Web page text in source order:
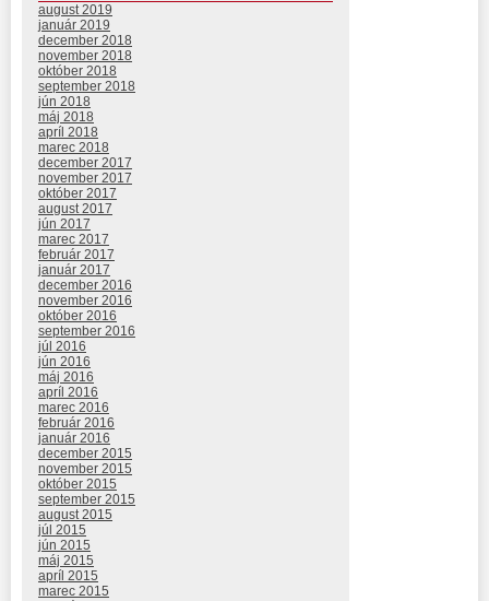
august 2019
január 2019
december 2018
november 2018
október 2018
september 2018
jún 2018
máj 2018
apríl 2018
marec 2018
december 2017
november 2017
október 2017
august 2017
jún 2017
marec 2017
február 2017
január 2017
december 2016
november 2016
október 2016
september 2016
júl 2016
jún 2016
máj 2016
apríl 2016
marec 2016
február 2016
január 2016
december 2015
november 2015
október 2015
september 2015
august 2015
júl 2015
jún 2015
máj 2015
apríl 2015
marec 2015